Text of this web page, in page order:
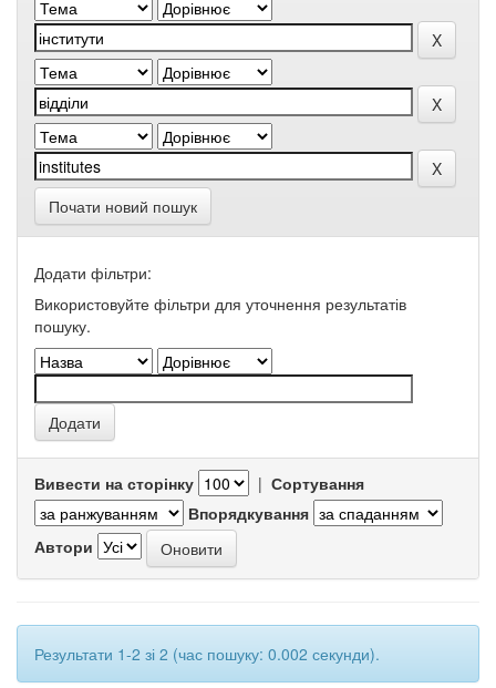
Почати новий пошук
Додати фільтри:
Використовуйте фільтри для уточнення результатів
пошуку.
Вивести на сторінку | Сортування
Впорядкування
Автори
Результати 1-2 зі 2 (час пошуку: 0.002 секунди).